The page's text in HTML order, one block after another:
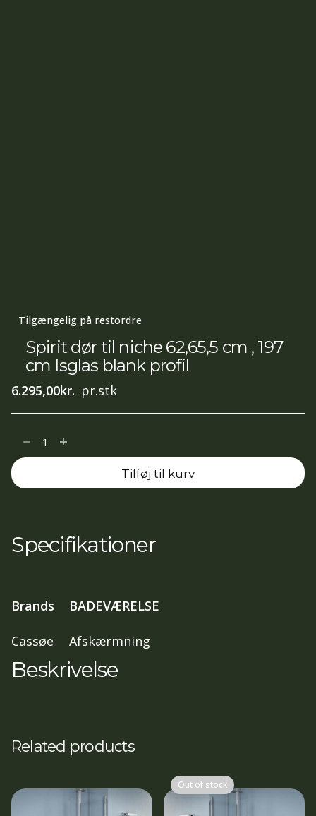
Tilgængelig på restordre
Spirit dør til niche 62,65,5 cm , 197
cm Isglas blank profil
6.295,00kr. pr.stk
dør
til
cm
,
Isglas
blank
antal
Tilføj til kurv
Specifikationer
Brands BADEVÆRELSE
Cassøe Afskærmning
Beskrivelse
Related products
Out of stock